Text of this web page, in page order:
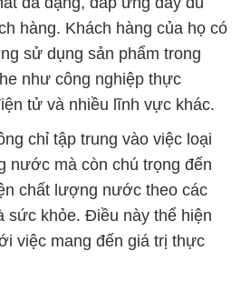
hàng. Khách hàng của họ có
sử dụng sản phẩm trong
như công nghiệp thực
tử và nhiều lĩnh vực khác.
chỉ tập trung vào việc loại
nước mà còn chú trọng đến
chất lượng nước theo các
sức khỏe. Điều này thể hiện
việc mang đến giá trị thực